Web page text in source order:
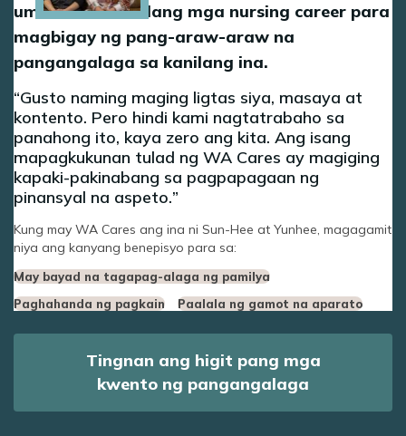
umatras sa kanilang mga nursing career para
magbigay ng pang-araw-araw na
pangangalaga sa kanilang ina.
Gusto naming maging ligtas siya, masaya at
kontento. Pero hindi kami nagtatrabaho sa
panahong ito, kaya zero ang kita. Ang isang
mapagkukunan tulad ng WA Cares ay magiging
kapaki-pakinabang sa pagpapagaan ng
pinansyal na aspeto.
Kung may WA Cares ang ina ni Sun-Hee at Yunhee, magagamit
niya ang kanyang benepisyo para sa:
May bayad na tagapag-alaga ng pamilya
Paghahanda ng pagkain
Paalala ng gamot na aparato
Tingnan ang higit pang mga
kwento ng pangangalaga